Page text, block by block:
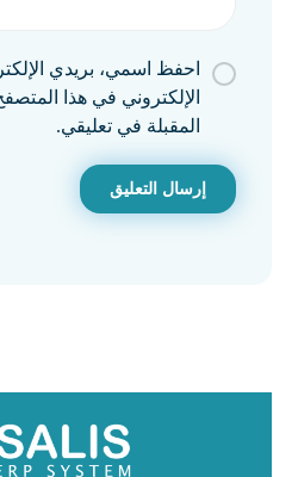
احفظ اسمي، بريدي
الإلكتروني في هذا
المقبلة في تعليقي.